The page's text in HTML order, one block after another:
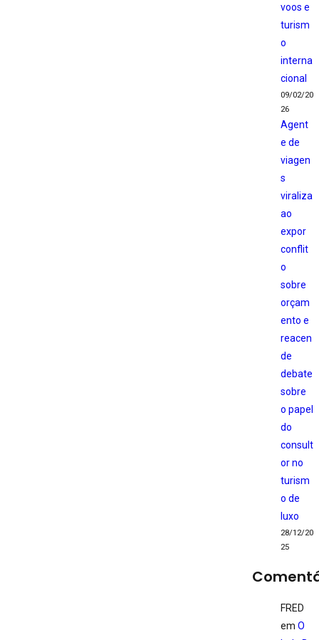
voos e
turism
o
interna
cional
09/02/20
26
Agent
e de
viagen
s
viraliza
ao
expor
conflit
o
sobre
orçam
ento e
reacen
de
debate
sobre
o papel
do
consult
or no
turism
o de
luxo
28/12/20
25
FRED
em O